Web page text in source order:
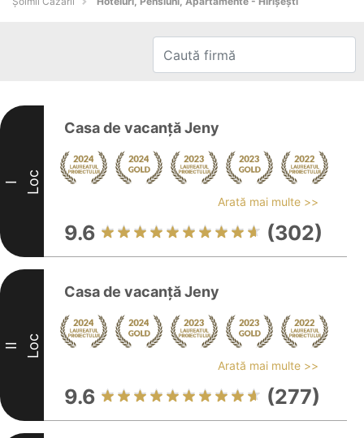
I Loc
Casa de vacanţă Jeny
Arată mai multe >>
9.6 (302)
II Loc
Casa de vacanţă Jeny
Arată mai multe >>
9.6 (277)